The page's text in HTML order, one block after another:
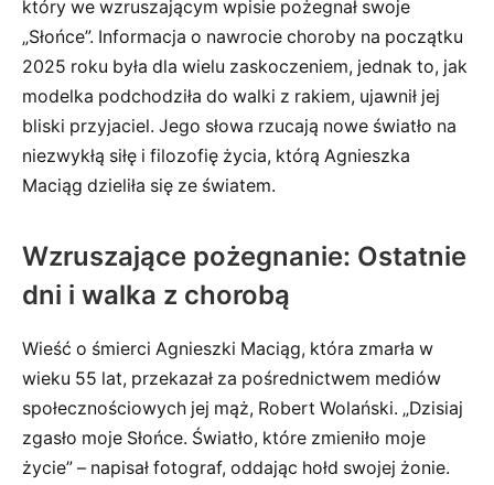
który we wzruszającym wpisie pożegnał swoje
„Słońce”. Informacja o nawrocie choroby na początku
2025 roku była dla wielu zaskoczeniem, jednak to, jak
modelka podchodziła do walki z rakiem, ujawnił jej
bliski przyjaciel. Jego słowa rzucają nowe światło na
niezwykłą siłę i filozofię życia, którą Agnieszka
Maciąg dzieliła się ze światem.
Wzruszające pożegnanie: Ostatnie
dni i walka z chorobą
Wieść o śmierci Agnieszki Maciąg, która zmarła w
wieku 55 lat, przekazał za pośrednictwem mediów
społecznościowych jej mąż, Robert Wolański. „Dzisiaj
zgasło moje Słońce. Światło, które zmieniło moje
życie” – napisał fotograf, oddając hołd swojej żonie.